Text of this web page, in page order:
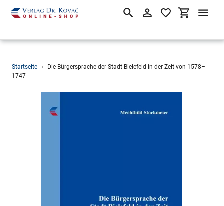
Direkt
zum
SuchenEinloggen
Startseite ›
Die Bürgersprache der Stadt Bielefeld in der Zeit von 1578–
1747